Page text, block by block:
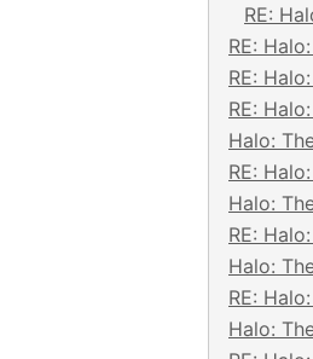
RE:
RE:
RE:
RE:
Halo:
RE:
Halo:
RE:
Halo:
RE:
Halo: